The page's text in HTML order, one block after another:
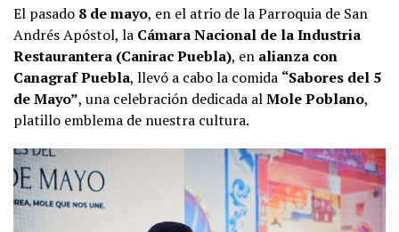
El pasado 8 de mayo, en el atrio de la Parroquia de San
Andrés Apóstol, la Cámara Nacional de la Industria
Restaurantera (Canirac Puebla), en alianza con
Canagraf Puebla, llevó a cabo la comida “Sabores del 5
de Mayo”, una celebración dedicada alMole Poblano,
platillo emblema de nuestra cultura.